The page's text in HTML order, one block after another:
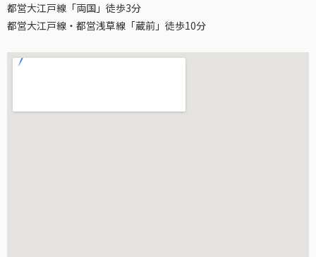
都営大江戸線「両国」徒歩3分
都営大江戸線・都営浅草線「蔵前」徒歩10分